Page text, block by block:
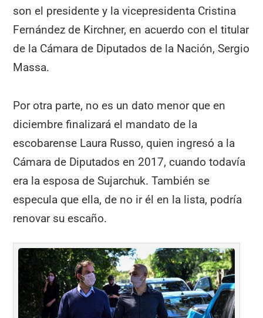
son el presidente y la vicepresidenta Cristina
Fernández de Kirchner, en acuerdo con el titular
de la Cámara de Diputados de la Nación, Sergio
Massa.
Por otra parte, no es un dato menor que en
diciembre finalizará el mandato de la
escobarense Laura Russo, quien ingresó a la
Cámara de Diputados en 2017, cuando todavía
era la esposa de Sujarchuk. También se
especula que ella, de no ir él en la lista, podría
renovar su escaño.